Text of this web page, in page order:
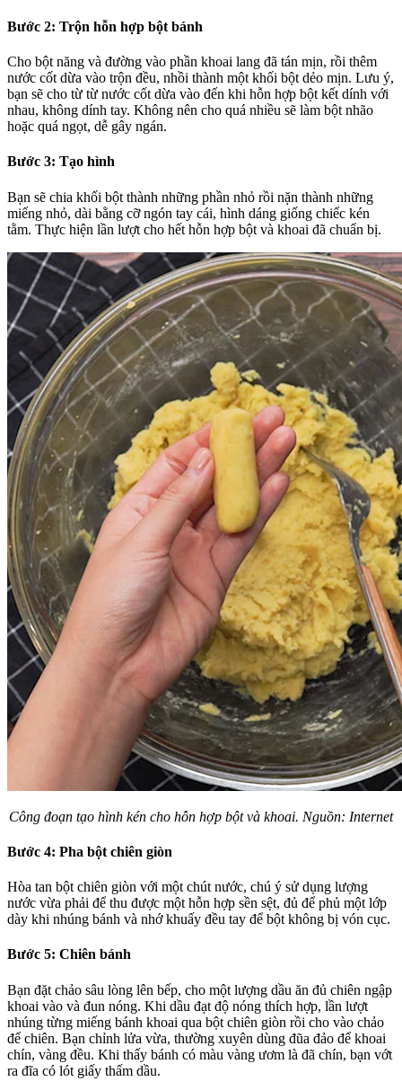
Bước 2: Trộn hỗn hợp bột bánh
Cho bột năng và đường vào phần khoai lang đã tán mịn, rồi thêm
nước cốt dừa vào trộn đều, nhồi thành một khối bột dẻo mịn. Lưu ý,
bạn sẽ cho từ từ nước cốt dừa vào đến khi hỗn hợp bột kết dính với
nhau, không dính tay. Không nên cho quá nhiều sẽ làm bột nhão
hoặc quá ngọt, dễ gây ngán.
Bước 3: Tạo hình
Bạn sẽ chia khối bột thành những phần nhỏ rồi nặn thành những
miếng nhỏ, dài bằng cỡ ngón tay cái, hình dáng giống chiếc kén
tằm. Thực hiện lần lượt cho hết hỗn hợp bột và khoai đã chuẩn bị.
Công đoạn tạo hình kén cho hỗn hợp bột và khoai. Nguồn: Internet
Bước 4: Pha bột chiên giòn
Hòa tan bột chiên giòn với một chút nước, chú ý sử dụng lượng
nước vừa phải để thu được một hỗn hợp sền sệt, đủ để phủ một lớp
dày khi nhúng bánh và nhớ khuấy đều tay để bột không bị vón cục.
Bước 5: Chiên bánh
Bạn đặt chảo sâu lòng lên bếp, cho một lượng dầu ăn đủ chiên ngập
khoai vào và đun nóng. Khi dầu đạt độ nóng thích hợp, lần lượt
nhúng từng miếng bánh khoai qua bột chiên giòn rồi cho vào chảo
để chiên. Bạn chỉnh lửa vừa, thường xuyên dùng đũa đảo để khoai
chín, vàng đều. Khi thấy bánh có màu vàng ươm là đã chín, bạn vớt
ra đĩa có lót giấy thấm dầu.